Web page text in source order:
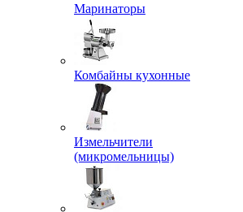
Маринаторы
Комбайны кухонные
Измельчители
(микромельницы)